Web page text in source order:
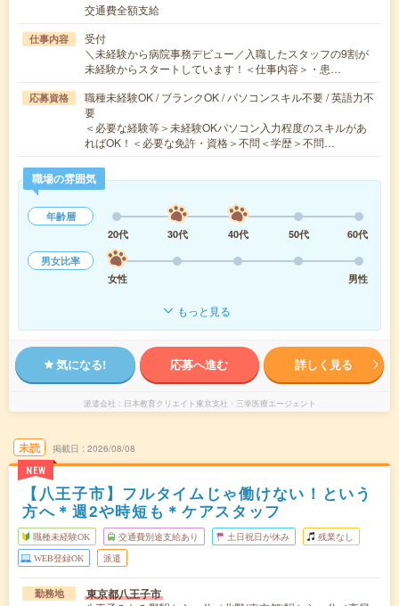
交通費全額支給
仕事内容
受付
＼未経験から病院事務デビュー／入職したスタッフの9割が
未経験からスタートしています！＜仕事内容＞・患…
応募資格
職種未経験OK / ブランクOK / パソコンスキル不要 / 英語力不
要
＜必要な経験等＞未経験OKパソコン入力程度のスキルがあ
ればOK！＜必要な免許・資格＞不問＜学歴＞不問…
職場の雰囲気
年齢層
20代
30代 40代 50代
60代
男女比率
女性
男性
もっと見る
気になる! 応募へ進む 詳しく見る
派遣会社 日本教育クリエイト東京支社・三幸医療エージェント
未読
NEW
掲載日 2026/08/08
【八王子市】フルタイムじゃ働けない！という
方へ＊週2や時短も＊ケアスタッフ
職種未経験OK 交通費別途支給あり 土日祝日が休み 残業なし
WEB登録OK 派遣
勤務地 東京都八王子市